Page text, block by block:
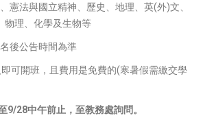
憲法與國立精神、歷史、地理、英(外)文、
物理、化學及生物等
後公告時間為準
可開班，且費用是免費的(寒暑假需繳交學
9/28中午前止，至教務處詢問。